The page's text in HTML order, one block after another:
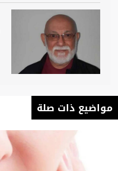
مواضيع ذات صلة